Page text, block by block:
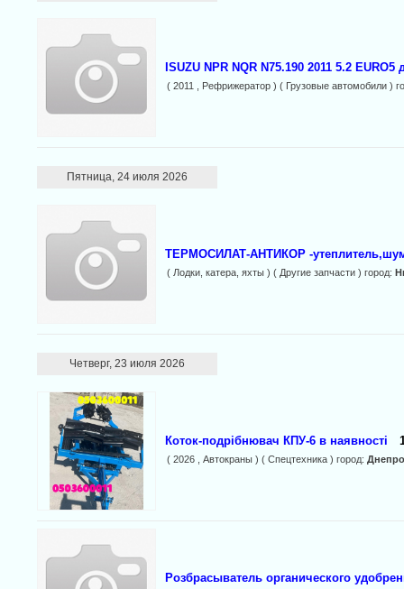
ISUZU NPR NQR N75.190 2011 5.2
( 2011 , Рефрижератор ) ( Грузовые автомобили )
Пятница, 24 июля 2026
ТЕРМОСИЛАТ-АНТИКОР -
( Лодки, катера, яхты ) ( Другие запчасти ) город:
Четверг, 23 июля 2026
Коток-подрібнювач КПУ-6 в наявності
( 2026 , Автокраны ) ( Спецтехника ) город:
Розбрасыватель органического